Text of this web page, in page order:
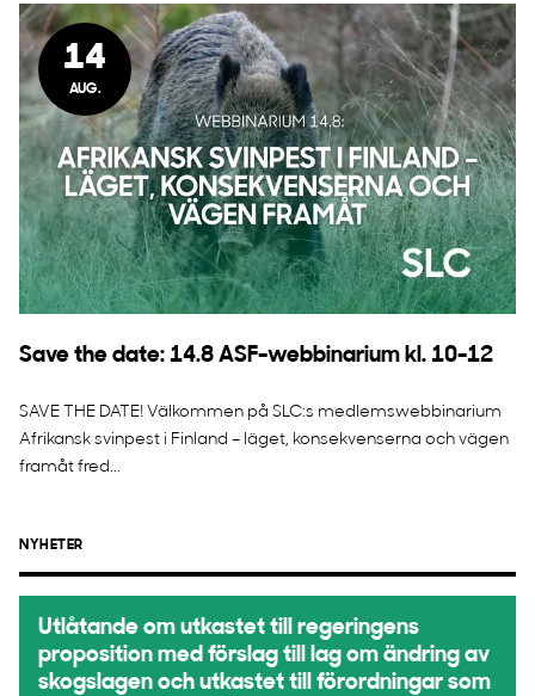
14
AUG.
Save the date: 14.8 ASF-webbinarium kl. 10-12
SAVE THE DATE! Välkommen på SLC:s medlemswebbinarium
Afrikansk svinpest i Finland – läget, konsekvenserna och vägen
framåt fred...
NYHETER
Utlåtande om utkastet till regeringens
proposition med förslag till lag om ändring av
skogslagen och utkastet till förordningar som